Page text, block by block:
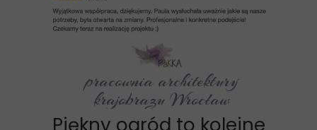
pracownia architektury
krajobrazu Wrocław